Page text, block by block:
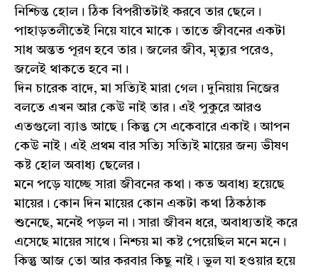
নিশ্চিন্ত হোল। ঠিক বিপরীতটাই করবে তার ছেলে।
পাহাড়তলীতেই নিয়ে যাবে মাকে। তাতে জীবনের একটা
সাধ অন্তত পূরণ হবে তার। জলের জীব, মৃত্যুর পরেও,
জলেই থাকতে হবে না।
দিন চারেক বাদে, মা সত্যিই মারা গেল। দুনিয়ায় নিজের
বলতে এখন আর কেউ নাই তার। এই পুকুরে আরও
এতগুলো ব্যাঙ আছে। কিন্তু সে একেবারে একাই। আপন
কেউ নাই। এই প্রথম বার সত্যি সত্যিই মায়ের জন্য ভীষণ
কষ্ট হোল অবাধ্য ছেলের।
মনে পড়ে যাচ্ছে সারা জীবনের কথা। কত অবাধ্য হয়েছে
মায়ের। কোন দিন মায়ের কোন একটা কথা ঠিকঠাক
শুনেছে, মনেই পড়ল না। সারা জীবন ধরে, অবাধ্যতাই করে
এসেছে মায়ের সাথে। নিশ্চয় মা কষ্ট পেয়েছিল মনে মনে।
কিন্তু আজ তো আর করবার কিছু নাই। ভুল যা হওয়ার হয়ে